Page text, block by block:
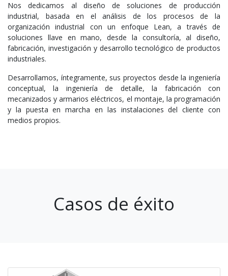
Nos dedicamos al diseño de soluciones de producción
industrial, basada en el análisis de los procesos de la
organización industrial con un enfoque Lean, a través de
soluciones llave en mano, desde la consultoría, al diseño,
fabricación, investigación y desarrollo tecnológico de productos
industriales.
Desarrollamos, íntegramente, sus proyectos desde la ingeniería
conceptual, la ingeniería de detalle, la fabricación con
mecanizados y armarios eléctricos, el montaje, la programación
y la puesta en marcha en las instalaciones del cliente con
medios propios.
Casos de éxito